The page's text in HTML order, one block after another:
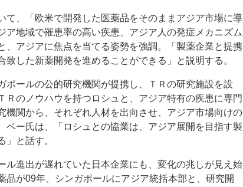
、「欧米で開発した医薬品をそのままアジア市場に導
ア地域で罹患率の高い疾患、アジア人の発症メカニズム
、アジアに焦点を当てる姿勢を強調。「製薬企業と提携
した新薬開発を進めることができる」と説明する。
ールの公的研究機関が提携し、ＴＲの研究施設を設
Ｒのノウハウを持つロシュと、アジア特有の疾患に専門
機関から、それぞれ人材を出向させ、アジア市場向けの
ベー氏は、「ロシュとの協業は、アジア展開を目指す製
」と話す。
進出が遅れていた日本企業にも、変化の兆しが見え始
品が09年、シンガポールにアジア統括本部と、研究開